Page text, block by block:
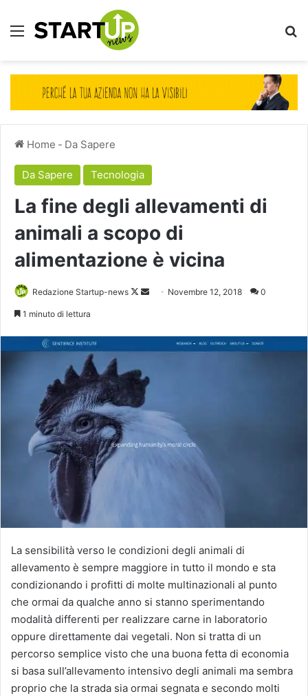
Menu
Home - Da Sapere
Da Sapere Tecnologia
La fine degli allevamenti di
animali a scopo di
alimentazione è vicina
Redazione Startup-news
Follow
Invia Novembre 12, 2018 0
1 minuto di lettura
La sensibilità verso le condizioni degli animali di
allevamento è sempre maggiore in tutto il mondo e sta
condizionando i profitti di molte multinazionali al punto
che ormai da qualche anno si stanno sperimentando
modalità differenti per realizzare carne in laboratorio
oppure direttamente dai vegetali. Non si tratta di un
percorso semplice visto che una buona fetta di economia
si basa sull’allevamento intensivo degli animali ma sembra
proprio che la strada sia ormai segnata e secondo molti